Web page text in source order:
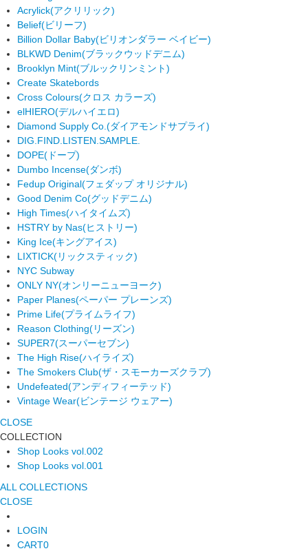
Acrylick(アクリリック)
Belief(ビリーフ)
Billion Dollar Baby(ビリオンダラー ベイビー)
BLKWD Denim(ブラックウッドデニム)
Brooklyn Mint(ブルックリンミント)
Create Skatebords
Cross Colours(クロス カラーズ)
elHIERO(デルハイエロ)
Diamond Supply Co. (ダイアモンドサプライ)
DIG.FIND.LISTEN.SAMPLE.
DOPE(ドープ)
Dumbo Incense(ダンボ)
Fedup Original(フェダップ オリジナル)
Good Denim Co(グッドデニム)
High Times(ハイタイムズ)
HSTRY by Nas(ヒストリー)
King Ice(キングアイス)
LIXTICK(リックスティック)
NYC Subway
ONLY NY(オンリーニューヨーク)
Paper Planes(ペーパー プレーンズ)
Prime Life(プライムライフ)
Reason Clothing(リーズン)
SUPER7(スーパーセブン)
The High Rise(ハイライズ)
The Smokers Club(ザ・スモーカーズクラブ)
Undefeated(アンディフィーテッド)
Vintage Wear(ビンテージ ウェアー)
CLOSE
COLLECTION
Shop Looks vol.002
Shop Looks vol.001
ALL COLLECTIONS
CLOSE
LOGIN
CART0